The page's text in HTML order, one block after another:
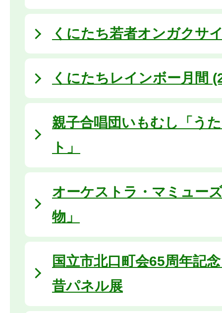
くにたち若者オンガクサ
くにたちレインボー月間
親子合唱団いもむし「う
ト」
オーケストラ・マミュー
物」
国立市北口町会65周年記
昔パネル展